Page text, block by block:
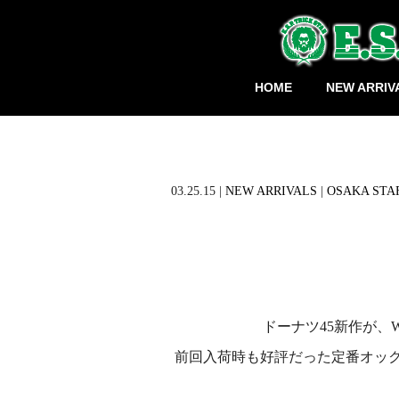
HOME NEW
03.25.15 | NEW ARRIVALS | OSAKA
ドーナツ45新作が
前回入荷時も好評だった定番オッ